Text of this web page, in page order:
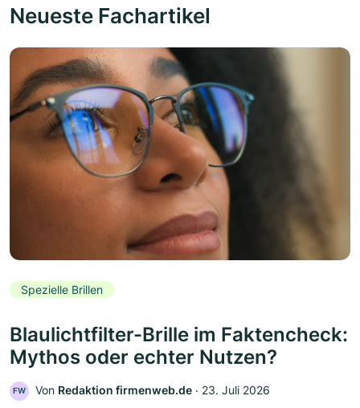
Neueste Fachartikel
Spezielle Brillen
Blaulichtfilter-Brille im Faktencheck:
Mythos oder echter Nutzen?
FW Von Redaktion firmenweb.de ‧ 23. Juli 2026